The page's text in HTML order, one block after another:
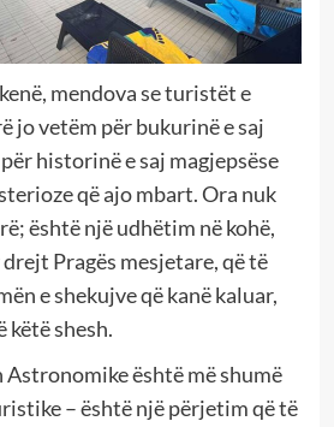
mendova se turistët e
jo vetëm për bukurinë e saj
historinë e saj magjepsëse
që ajo mbart. Ora nuk
është një udhëtim në kohë,
Pragës mesjetare, që të
e shekujve që kanë kaluar,
këtë shesh.
është më shumë
– është një përjetim që të